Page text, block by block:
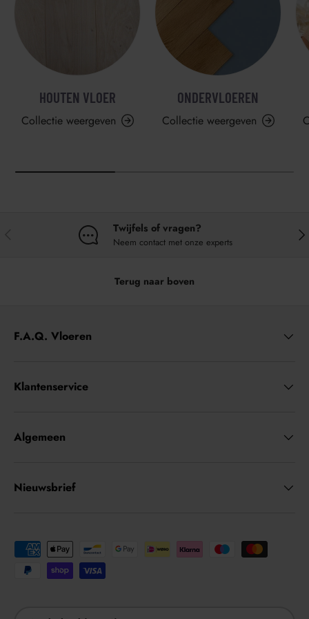
HOUTEN VLOER
Collectie weergeven
ONDERVLOEREN
Collectie weergeven
Twijfels of vragen?
Neem contact met onze experts
Terug naar boven
F.A.Q. Vloeren
Klantenservice
Algemeen
Nieuwsbrief
Geaccepteerde betaalmethoden